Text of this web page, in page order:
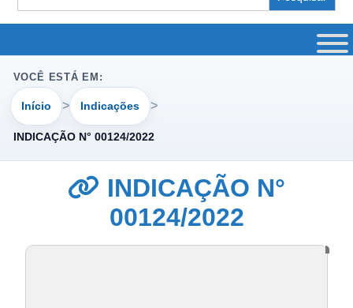
for:
VOCÊ ESTÁ EM:
Início Indicações
INDICAÇÃO N° 00124/2022
INDICAÇÃO N°
00124/2022